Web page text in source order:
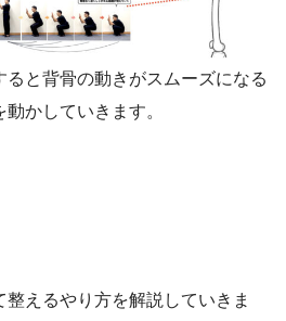
ると背骨の動きがスムーズになる
かしていきます。
えるやり方を解説していきま